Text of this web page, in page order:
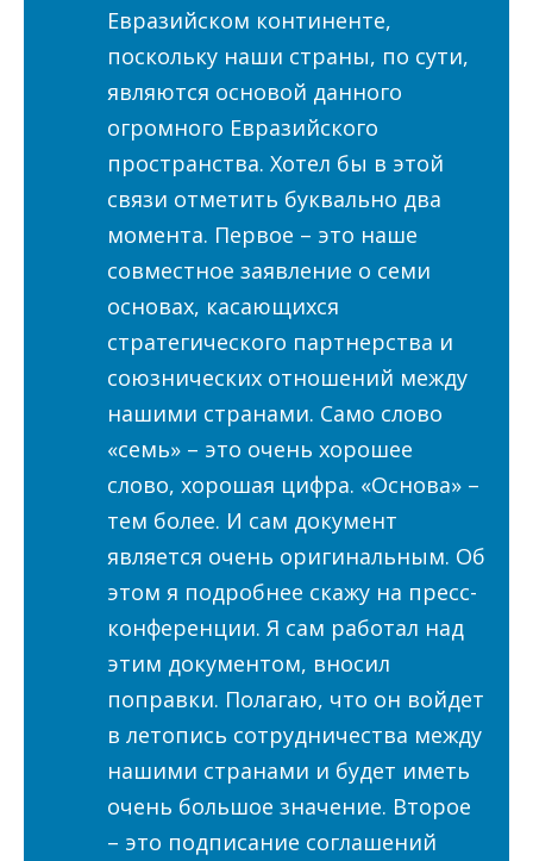
Евразийском континенте,
поскольку наши страны, по сути,
являются основой данного
огромного Евразийского
пространства. Хотел бы в этой
связи отметить буквально два
момента. Первое – это наше
совместное заявление о семи
основах, касающихся
стратегического партнерства и
союзнических отношений между
нашими странами. Само слово
«семь» – это очень хорошее
слово, хорошая цифра. «Основа» –
тем более. И сам документ
является очень оригинальным. Об
этом я подробнее скажу на пресс-
конференции. Я сам работал над
этим документом, вносил
поправки. Полагаю, что он войдет
в летопись сотрудничества между
нашими странами и будет иметь
очень большое значение. Второе
– это подписание соглашений